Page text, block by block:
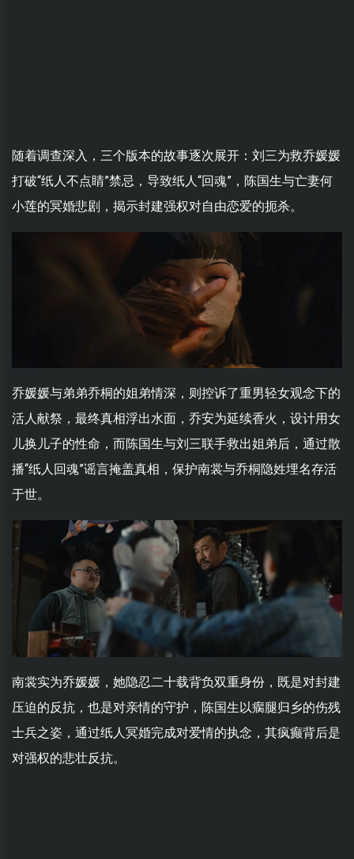
随着调查深入，三个版本的故事逐次展开：刘三为救乔媛媛
打破“纸人不点睛”禁忌，导致纸人“回魂”，陈国生与亡妻何
小莲的冥婚悲剧，揭示封建强权对自由恋爱的扼杀。
乔媛媛与弟弟乔桐的姐弟情深，则控诉了重男轻女观念下的
活人献祭，最终真相浮出水面，乔安为延续香火，设计用女
儿换儿子的性命，而陈国生与刘三联手救出姐弟后，通过散
播“纸人回魂”谣言掩盖真相，保护南裳与乔桐隐姓埋名存活
于世。
南裳实为乔媛媛，她隐忍二十载背负双重身份，既是对封建
压迫的反抗，也是对亲情的守护，陈国生以瘸腿归乡的伤残
士兵之姿，通过纸人冥婚完成对爱情的执念，其疯癫背后是
对强权的悲壮反抗。